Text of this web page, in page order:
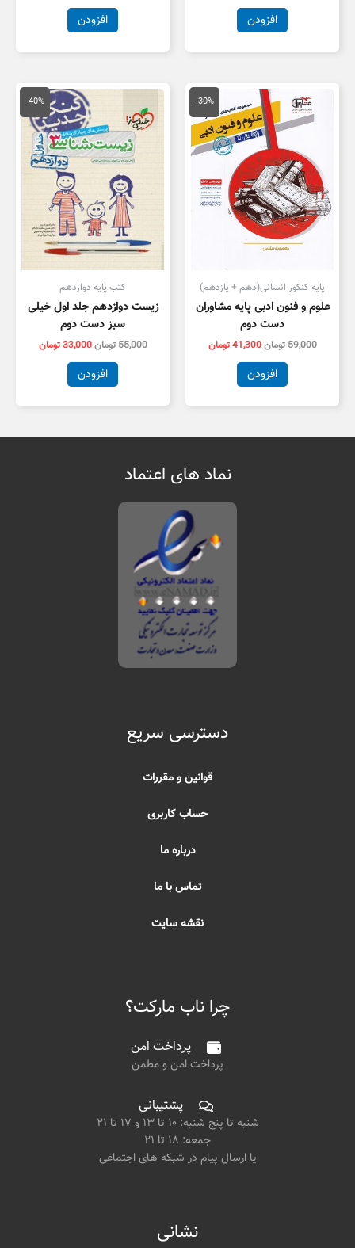
افزودن افزودن
-30%
پایه کنکور انسانی(دهم + یازدهم)
علوم و فنون ادبی پایه مشاوران
دست دوم
59,000تومان
قیمت
اصلی
59,000 تومان
بود.
41,300تومان
قیمت
فعلی
است.
افزودن
-40%
کتب پایه دوازدهم
زیست دوازدهم جلد اول خیلی
سبز دست دوم
55,000تومان
قیمت
اصلی
55,000 تومان
بود.
33,000تومان
قیمت
فعلی
است.
افزودن
نماد های اعتماد
دسترسی سریع
قوانین و مقررات
حساب کاربری
درباره ما
تماس با ما
نقشه سایت
چرا ناب مارکت؟
پرداخت امن
پرداخت امن و مطمن
پشتیبانی
شنبه تا پنج شنبه: ۱۰ تا ۱۳ و ۱۷ تا ۲۱
جمعه: ۱۸ تا ۲۱
یا ارسال پیام در شبکه های اجتماعی
نشانی